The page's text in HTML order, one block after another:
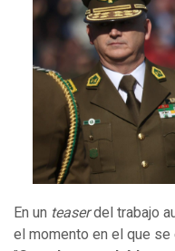
En un teaserdel trabajo
el momento en el que